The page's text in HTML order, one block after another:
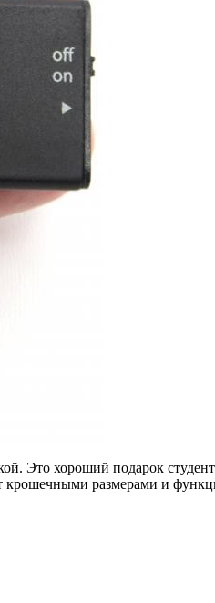
Это хороший подарок
крошечными размерами и